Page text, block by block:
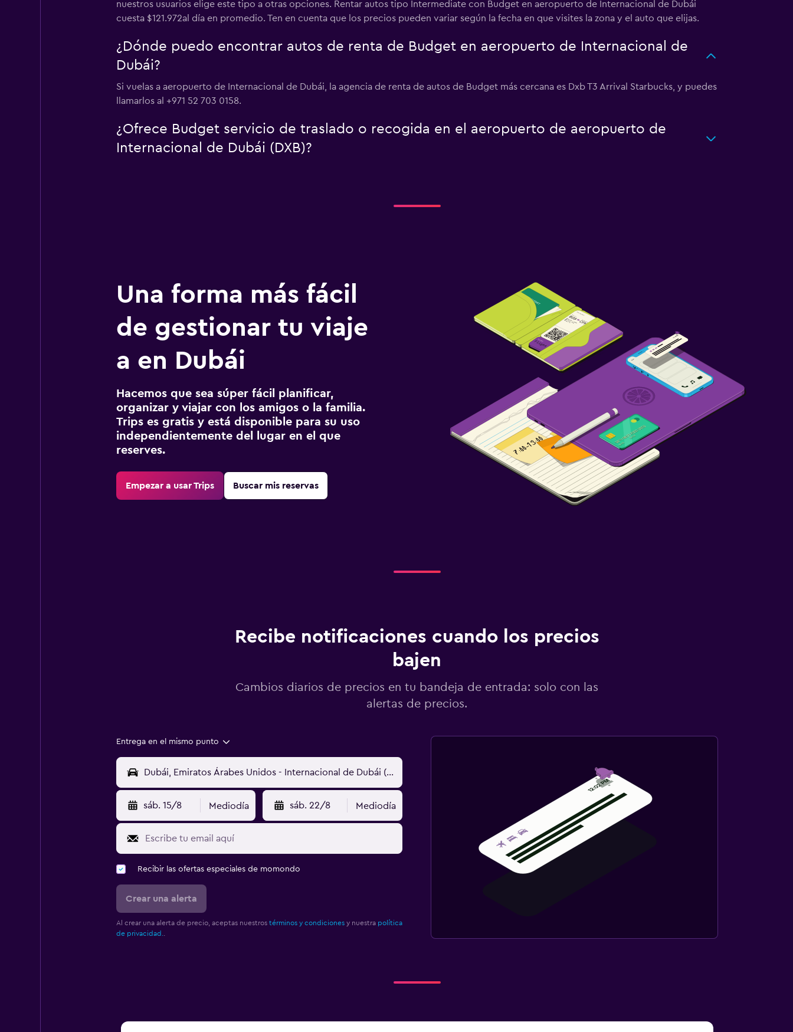
nuestros usuarios elige este tipo a otras opciones. Rentar autos tipo Intermediate con Budget en aeropuerto de Internacional de Dubái
cuesta $121.972al día en promedio. Ten en cuenta que los precios pueden variar según la fecha en que visites la zona y el auto que elijas.
¿Dónde puedo encontrar autos de renta de Budget en aeropuerto de Internacional de
Dubái?
Si vuelas a aeropuerto de Internacional de Dubái, la agencia de renta de autos de Budget más cercana es Dxb T3 Arrival Starbucks, y puedes
llamarlos al +971 52 703 0158.
¿Ofrece Budget servicio de traslado o recogida en el aeropuerto de aeropuerto de
Internacional de Dubái (DXB)?
Una forma más fácil
de gestionar tu viaje
a en Dubái
Hacemos que sea súper fácil planificar,
organizar y viajar con los amigos o la familia.
Trips es gratis y está disponible para su uso
independientemente del lugar en el que
reserves.
Empezar a usar Trips Buscar mis reservas
Recibe notificaciones cuando los precios
bajen
Cambios diarios de precios en tu bandeja de entrada: solo con las
alertas de precios.
Entrega en el mismo punto
sáb. 15/8 Mediodía sáb. 22/8 Mediodía
Recibir las ofertas especiales de momondo
Crear una alerta
Al crear una alerta de precio, aceptas nuestros términos y condicionesy nuestra política
de privacidad.